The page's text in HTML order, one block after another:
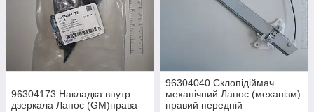
96304173 Накладка внутр.
дзеркала Ланос (GM)права
96304040 Склопідіймач
механічний Ланос (механізм)
правий передній